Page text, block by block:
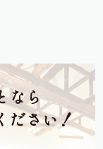
なら
ださい！